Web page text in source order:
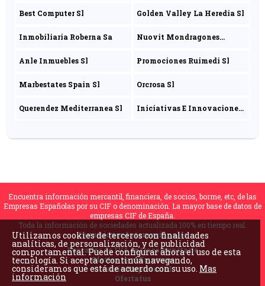
Best Computer Sl
Golden Valley La Heredia Sl
Inmobiliaria Roberna Sa
Nuovit Mondragones
Anle Inmuebles Sl
Promociones Ruimedi Sl
Marbestates Spain Sl Orcrosa Sl
Querendez Mediterranea Sl
Iniciativas E Innovaciones
Encuentra información mercantil, financiera, de socios, borme, etc, de las
Empresas Españolas por su CIF o denominación. La mayor base de datos de
empresas CIF de España.
Toda la información de sociedades actualizada 100% en tiempo real.
Inversiones Internacionales
Buscador de IVA Intracomunitario
Ofertas para Empresas
Glorario Empresarial
Ofertatus
Utilizamos cookies de terceros con finalidades
analíticas, de personalización, y de publicidad
comportamental. Puede configurar ahora el uso de esta
tecnología. Si acepta o continúa navegando,
consideramos que está de acuerdo con su uso. Mas
información